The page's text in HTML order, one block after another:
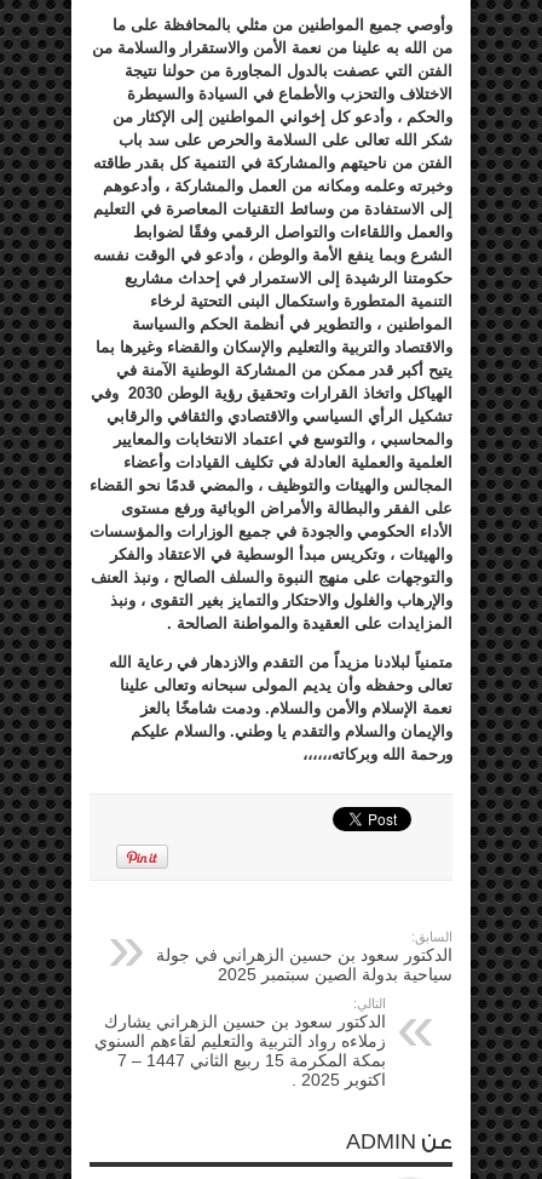
وأوصي جميع المواطنين من مثلي بالمحافظة على ما
من الله به علينا من نعمة الأمن والاستقرار والسلامة من
الفتن التي عصفت بالدول المجاورة من حولنا نتيجة
الاختلاف والتحزب والأطماع في السيادة والسيطرة
والحكم ، وأدعو كل إخواني المواطنين إلى الإكثار من
شكر الله تعالى على السلامة والحرص على سد باب
الفتن من ناحيتهم والمشاركة في التنمية كل بقدر طاقته
وخبرته وعلمه ومكانه من العمل والمشاركة ، وأدعوهم
إلى الاستفادة من وسائط التقنيات المعاصرة في التعليم
والعمل واللقاءات والتواصل الرقمي وفقًا لضوابط
الشرع وبما ينفع الأمة والوطن ، وأدعو في الوقت نفسه
حكومتنا الرشيدة إلى الاستمرار في إحداث مشاريع
التنمية المتطورة واستكمال البنى التحتية لرخاء
المواطنين ، والتطوير في أنظمة الحكم والسياسة
والاقتصاد والتربية والتعليم والإسكان والقضاء وغيرها بما
يتيح أكبر قدر ممكن من المشاركة الوطنية الآمنة في
الهياكل واتخاذ القرارات وتحقيق رؤية الوطن 2030 وفي
تشكيل الرأي السياسي والاقتصادي والثقافي والرقابي
والمحاسبي ، والتوسع في اعتماد الانتخابات والمعايير
العلمية والعملية العادلة في تكليف القيادات وأعضاء
المجالس والهيئات والتوظيف ، والمضي قدمًا نحو القضاء
على الفقر والبطالة والأمراض الوبائية ورفع مستوى
الأداء الحكومي والجودة في جميع الوزارات والمؤسسات
والهيئات ، وتكريس مبدأ الوسطية في الاعتقاد والفكر
والتوجهات على منهج النبوة والسلف الصالح ، ونبذ العنف
والإرهاب والغلول والاحتكار والتمايز بغير التقوى ، ونبذ
المزايدات على العقيدة والمواطنة الصالحة .
متمنياً لبلادنا مزيداً من التقدم والازدهار في رعاية الله
تعالى وحفظه وأن يديم المولى سبحانه وتعالى علينا
نعمة الإسلام والأمن والسلام. ودمت شامخًا بالعز
والإيمان والسلام والتقدم يا وطني. والسلام عليكم
ورحمة الله وبركاته،،،،،،
السابق:
الدكتور سعود بن حسين الزهراني في جولة
سياحية بدولة الصين سبتمبر 2025
التالي:
الدكتور سعود بن حسين الزهراني يشارك
زملاءه رواد التربية والتعليم لقاءهم السنوي
بمكة المكرمة 15 ربيع الثاني 1447 – 7
اكتوبر 2025 .
عن ADMIN